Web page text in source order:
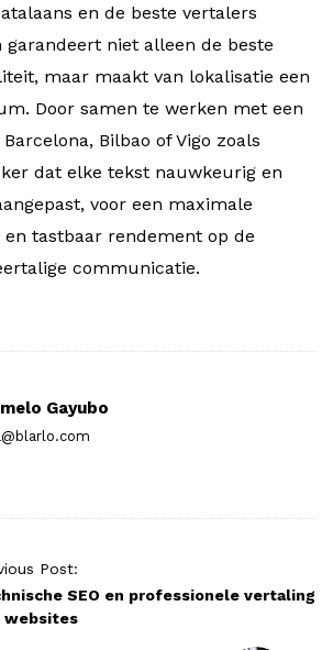
en de beste vertalers
garandeert niet alleen de beste
maar maakt van lokalisatie een
Door samen te werken met een
Bilbao of Vigo zoals
dat elke tekst nauwkeurig en
voor een maximale
tastbaar rendement op de
communicatie.
Gayubo
Post:
SEO en professionele vertaling
websites